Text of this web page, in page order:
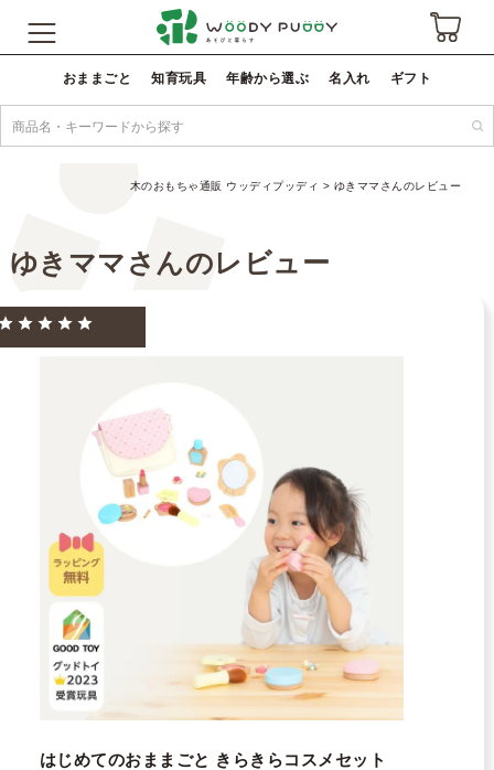
おままごと 知育玩具 年齢から選ぶ 名入れ ギフト
木のおもちゃ通販 ウッディプッディ ゆきママさんのレビュー
ゆきママさんのレビュー
はじめてのおままごと きらきらコスメセット